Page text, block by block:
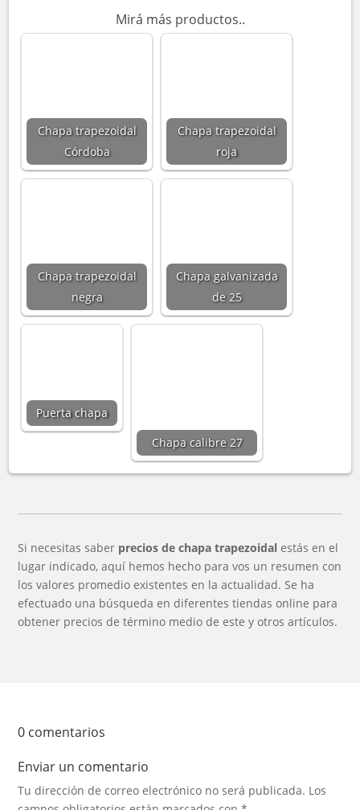
Mirá más productos..
Chapa trapezoidal
Córdoba
Chapa trapezoidal
roja
Chapa trapezoidal
negra
Chapa galvanizada
de 25
Puerta chapa
Chapa calibre 27
Si necesitas saber precios de chapa trapezoidal estás en el
lugar indicado, aquí hemos hecho para vos un resumen con
los valores promedio existentes en la actualidad. Se ha
efectuado una búsqueda en diferentes tiendas online para
obtener precios de término medio de este y otros artículos.
0 comentarios
Enviar un comentario
Tu dirección de correo electrónico no será publicada. Los